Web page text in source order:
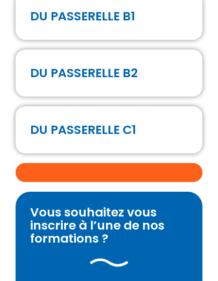
DU PASSERELLE B1
DU PASSERELLE B2
DU PASSERELLE C1
Vous souhaitez vous
inscrire à l’une de nos
formations ?​